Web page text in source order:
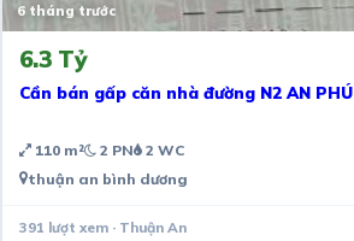
6 tháng trước
6.3 Tỷ
Cần bán gấp căn nhà đường N2 AN PHÚ
110 m² 2 PN 2 WC
thuận an bình dương
391 lượt xem · Thuận An